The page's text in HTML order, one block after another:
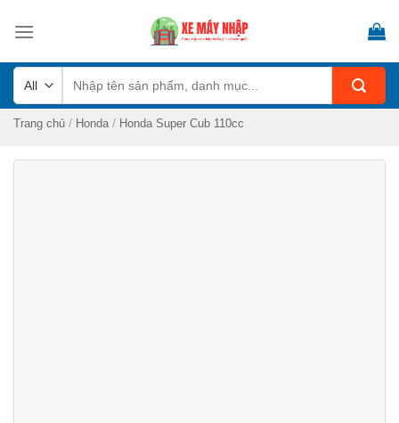
kiếm:
Trang chủ / Honda / Honda Super Cub 110cc